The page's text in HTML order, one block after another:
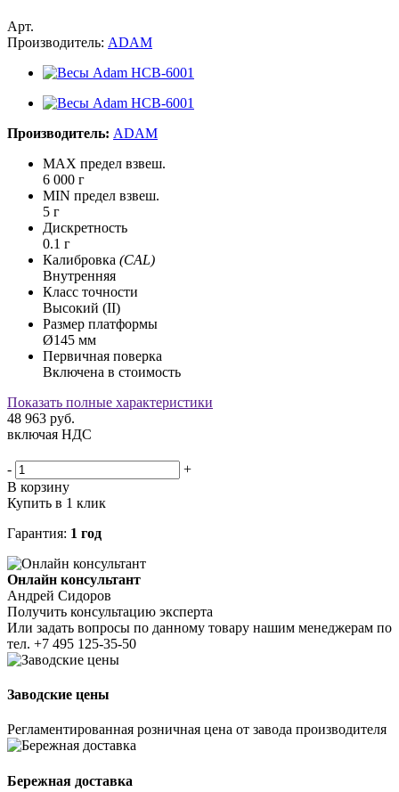
Арт.
Производитель: ADAM
Производитель: ADAM
MAX предел взвеш.
6 000 г
MIN предел взвеш.
5 г
Дискретность
0.1 г
Калибровка (CAL)
Внутренняя
Класс точности
Высокий (II)
Размер платформы
Ø145 мм
Первичная поверка
Включена в стоимость
Показать полные характеристики
48 963 руб.
включая НДС
-
+
В корзину
Купить в 1 клик
Гарантия: 1 год
Онлайн консультант
Андрей Сидоров
Получить консультацию эксперта
Или задать вопросы по данному товару нашим менеджерам по
тел. +7 495 125-35-50
Заводские цены
Регламентированная розничная цена от завода производителя
Бережная доставка